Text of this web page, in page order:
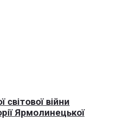
світової війни
Ярмолинецької